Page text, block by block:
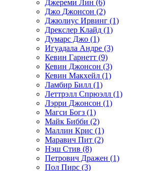
Джереми Лин (6)
Джо Джонсон (2)
Джюлиус Ирвинг (1)
Дрекслер Клайд (1)
Думарс Джо (1)
Игуадала Андре (3)
Кевин Гарнетт (9)
Кевин Джонсон (3)
Кевин Макхейл (1)
Ламбир Билл (1)
Леттрэлл Спрюэлл (1)
Лэрри Джонсон (1)
Магси Богз (1)
Майк Бибби (2)
Маллин Крис (1)
Маравич Пит (2)
Нэш Стив (8)
Петрович Дражен (1)
Пол Пирс (3)